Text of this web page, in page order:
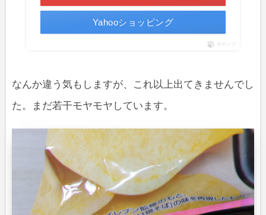
Yahooショッピング
ポチップ
なんか違う気もしますが、これ以上出てきませんでし
た。まだ若干モヤモヤしています。